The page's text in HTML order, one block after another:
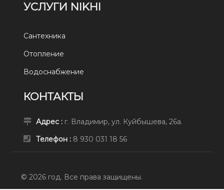
УСЛУГИ NIKHI
Сантехника
Отопление
Водоснабжение
КОНТАКТЫ
Адрес : г. Владимир, ул. Куйбышева, 26а.
Телефон : 8 930 031 18 56
© 2026 год. Все права защищены.